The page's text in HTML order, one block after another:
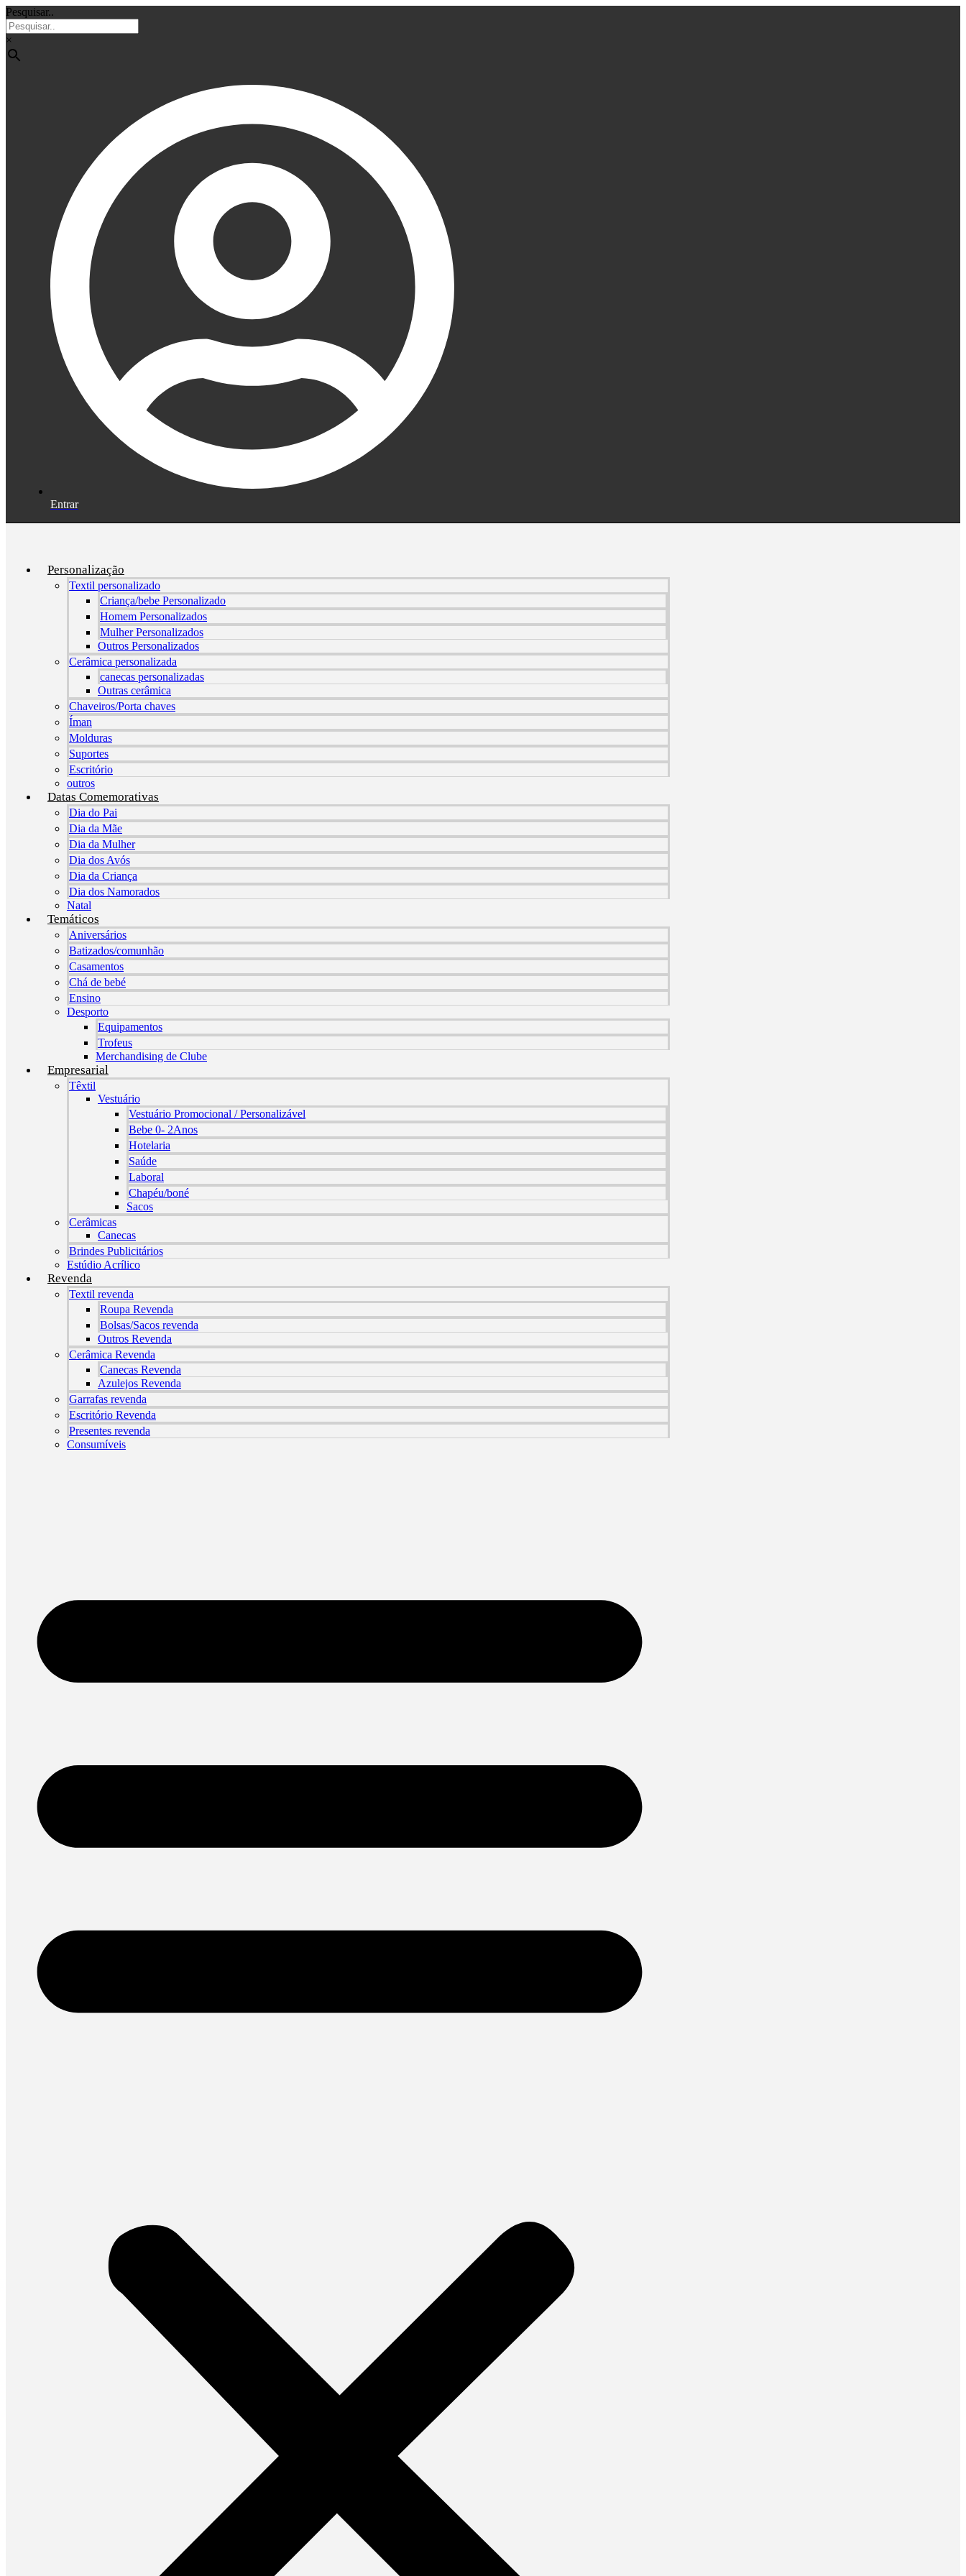
Pesquisar..
×
Entrar
Personalização
Textil personalizado
Criança/bebe Personalizado
Homem Personalizados
Mulher Personalizados
Outros Personalizados
Cerâmica personalizada
canecas personalizadas
Outras cerâmica
Chaveiros/Porta chaves
Íman
Molduras
Suportes
Escritório
outros
Datas Comemorativas
Dia do Pai
Dia da Mãe
Dia da Mulher
Dia dos Avós
Dia da Criança
Dia dos Namorados
Natal
Temáticos
Aniversários
Batizados/comunhão
Casamentos
Chá de bebé
Ensino
Desporto
Equipamentos
Trofeus
Merchandising de Clube
Empresarial
Têxtil
Vestuário
Vestuário Promocional / Personalizável
Bebe 0- 2Anos
Hotelaria
Saúde
Laboral
Chapéu/boné
Sacos
Cerâmicas
Canecas
Brindes Publicitários
Estúdio Acrílico
Revenda
Textil revenda
Roupa Revenda
Bolsas/Sacos revenda
Outros Revenda
Cerâmica Revenda
Canecas Revenda
Azulejos Revenda
Garrafas revenda
Escritório Revenda
Presentes revenda
Consumíveis